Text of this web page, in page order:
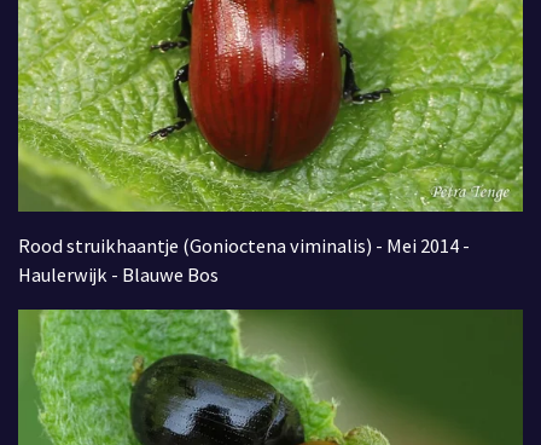
Rood struikhaantje (Gonioctena viminalis) - Mei 2014 -
Haulerwijk - Blauwe Bos